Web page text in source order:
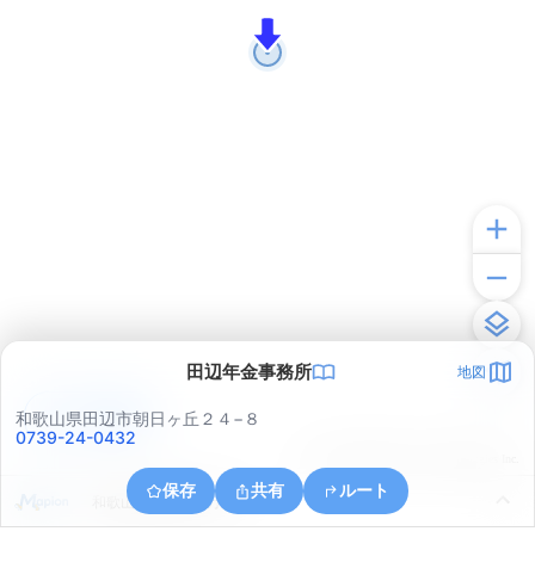
田辺年金事務所 地図
和歌山県田辺市朝日ヶ丘２４−８
0739-24-0432
保存 共有 ルート
和歌山県田辺市中万呂
アプリで見る